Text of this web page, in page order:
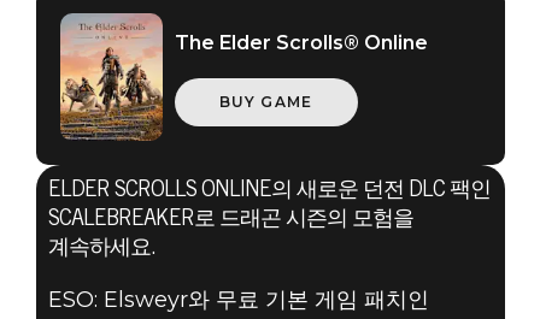
The Elder Scrolls Online
The Elder Scrolls® Online
BUY GAME
ELDER SCROLLS ONLINE의 새로운 던전 DLC 팩인
SCALEBREAKER로 드래곤 시즌의 모험을
계속하세요.
ESO: Elsweyr와 무료 기본 게임 패치인